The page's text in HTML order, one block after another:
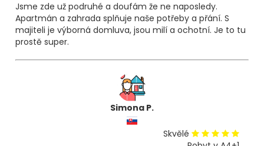
Jsme zde už podruhé a doufám že ne naposledy.
Apartmán a zahrada splňuje naše potřeby a přání. S
majiteli je výborná domluva, jsou milí a ochotní. Je to tu
prostě super.
Simona P.
Skvělé